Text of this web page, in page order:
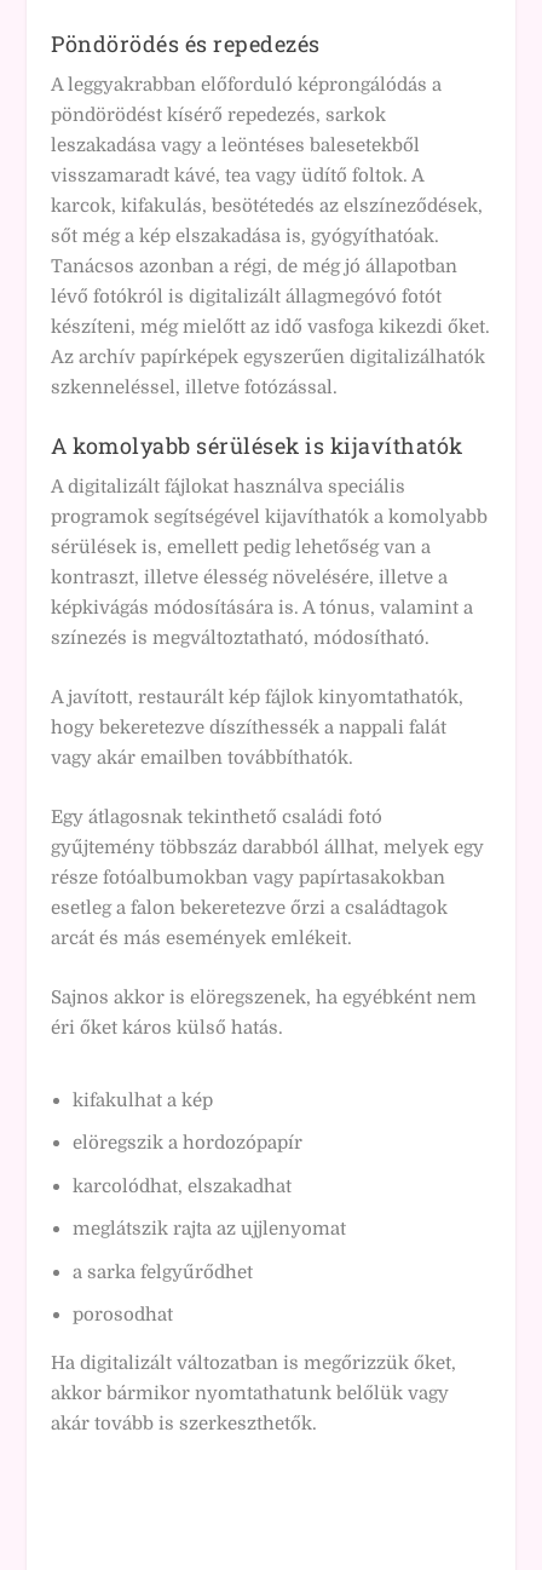
Pöndörödés és repedezés
A leggyakrabban előforduló képrongálódás a
pöndörödést kísérő repedezés, sarkok
leszakadása vagy a leöntéses balesetekből
visszamaradt kávé, tea vagy üdítő foltok. A
karcok, kifakulás, besötétedés az elszíneződések,
sőt még a kép elszakadása is, gyógyíthatóak.
Tanácsos azonban a régi, de még jó állapotban
lévő fotókról is digitalizált állagmegóvó fotót
készíteni, még mielőtt az idő vasfoga kikezdi őket.
Az archív papírképek egyszerűen digitalizálhatók
szkenneléssel, illetve fotózással.
A komolyabb sérülések is kijavíthatók
A digitalizált fájlokat használva speciális
programok segítségével kijavíthatók a komolyabb
sérülések is, emellett pedig lehetőség van a
kontraszt, illetve élesség növelésére, illetve a
képkivágás módosítására is. A tónus, valamint a
színezés is megváltoztatható, módosítható.
A javított, restaurált kép fájlok kinyomtathatók,
hogy bekeretezve díszíthessék a nappali falát
vagy akár emailben továbbíthatók.
Egy átlagosnak tekinthető családi fotó
gyűjtemény többszáz darabból állhat, melyek egy
része fotóalbumokban vagy papírtasakokban
esetleg a falon bekeretezve őrzi a családtagok
arcát és más események emlékeit.
Sajnos akkor is elöregszenek, ha egyébként nem
éri őket káros külső hatás.
kifakulhat a kép
elöregszik a hordozópapír
karcolódhat, elszakadhat
meglátszik rajta az ujjlenyomat
a sarka felgyűrődhet
porosodhat
Ha digitalizált változatban is megőrizzük őket,
akkor bármikor nyomtathatunk belőlük vagy
akár tovább is szerkeszthetők.